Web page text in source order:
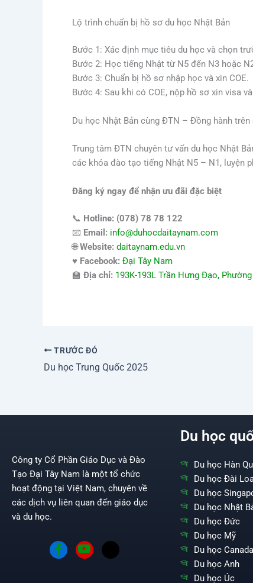
Lộ trình chuẩn bị hồ sơ du học Nhật Bản
Bước 1: Xác định mục tiêu du học và chọn
Bước 2: Học tiếng Nhật từ N5 đến N3 hoặc
Bước 3: Chuẩn bị hồ sơ nhập học và xin COE.
Bước 4: Sau khi có COE, nộp hồ sơ xin visa
Du học Nhật Bản cùng ĐTN – Đồng hành
Trung tâm ĐTN chuyên tư vấn du học Nhật
các khóa đào tạo tiếng Nhật N5 – N1, luyện
Đăng ký ngay để nhận ưu đãi đặc biệt
📞 Hotline: (078) 78 78 122
📧 Email: info@duhocdaitaynam.com
🌐Website: daitaynam.edu.vn
♥️ Facebook: Đại Tây Nam
🏫 Địa chỉ: 193K-193L Trần Hưng Đạo,
TRƯỚC ĐÓ
Du học Trung Quốc 2025
Công ty Cổ Phần Giáo Dục và Đào
Tạo Đại Tây Nam là một tổ chức
hoạt động tại Việt Nam, chuyên về
các dịch vụ liên quan đến giáo dục
và du học.
Du học
Du học Hàn
Du học Đài
Du học
Du học Nhật
Du học Đức
Du học Mỹ
Du học Canada
Du học Anh
Du học Úc